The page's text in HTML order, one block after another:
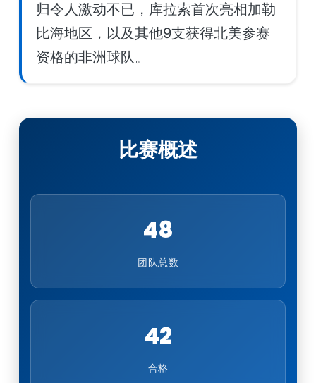
归令人激动不已，库拉索首次亮相加勒
比海地区，以及其他9支获得北美参赛
资格的非洲球队。
比赛概述
48
团队总数
42
合格